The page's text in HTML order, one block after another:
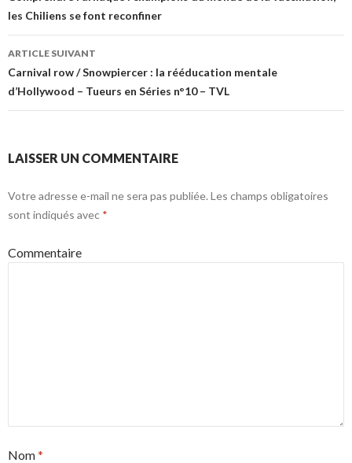
articles
les Chiliens se font reconfiner
ARTICLE SUIVANT
Carnival row / Snowpiercer : la rééducation mentale
d’Hollywood – Tueurs en Séries n°10 – TVL
LAISSER UN COMMENTAIRE
Votre adresse e-mail ne sera pas publiée. Les champs obligatoires
sont indiqués avec *
Commentaire
Nom*